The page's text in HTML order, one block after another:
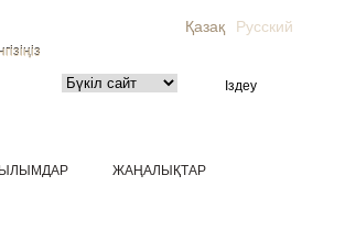
Қазақ Русский
ЖАҢАЛЫҚТАР